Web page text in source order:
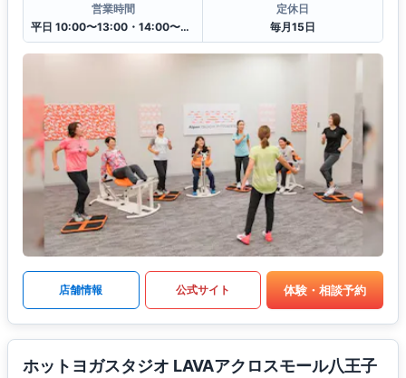
営業時間
平日 10:00〜13:00・14:00〜20:00
定休日
毎月15日
店舗情報 公式サイト 体験・相談予約
ホットヨガスタジオ LAVAアクロスモール八王子